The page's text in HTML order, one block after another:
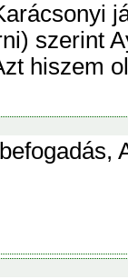
szerint
hiszem